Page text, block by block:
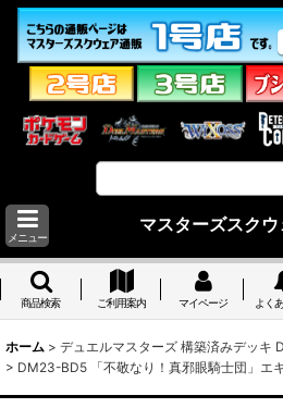
メニュー
マスターズスク
商品検索 ご利用案内 マイページ よく
ホーム > デュエルマスターズ 構築済みデッキ
> DM23-BD5 「不敬なり！真邪眼騎士団」エ